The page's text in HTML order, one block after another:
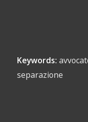
Keywords:
separazione